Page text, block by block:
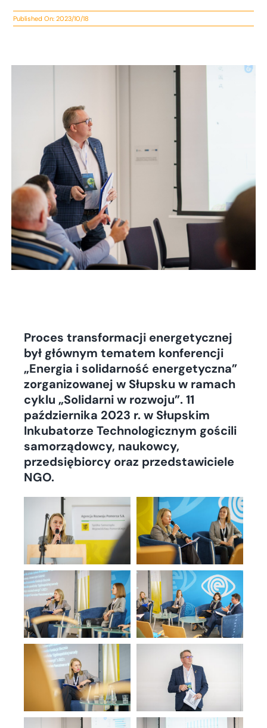
Published On: 2023/10/18
Proces transformacji energetycznej
był głównym tematem konferencji
„Energia i solidarność energetyczna”
zorganizowanej w Słupsku w ramach
cyklu „Solidarni w rozwoju”. 11
października 2023 r. w Słupskim
Inkubatorze Technologicznym gościli
samorządowcy, naukowcy,
przedsiębiorcy oraz przedstawiciele
NGO.